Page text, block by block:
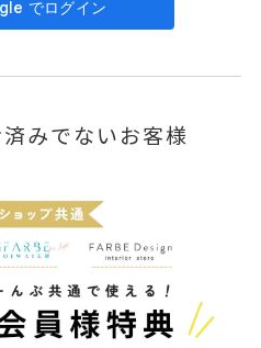
みでないお客様